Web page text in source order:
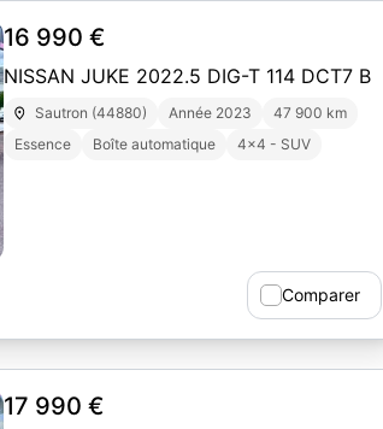
16 990 €
NISSAN JUKE 2022.5 DIG-T 114 DCT7 B
Sautron (44880) Année 2023
47 900 km
Essence
Boîte automatique 4x4 - SUV
Comparer
17 990 €